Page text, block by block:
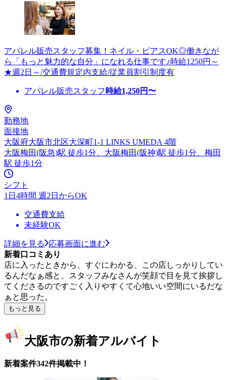
アパレル販売スタッフ募集！ネイル・ピアスOK◎働きなが
ら「もっと魅力的な自分」になれる仕事です♪時給1250円～
★週2日～/交通費規定内支給/従業員割引制度有
アパレル販売スタッフ 時給1,250円〜
勤務地
面接地
大阪府大阪市北区大深町1-1 LINKS UMEDA 4階
大阪梅田(阪急)駅 徒歩1分、大阪梅田(阪神)駅 徒歩1分、梅田
駅 徒歩1分
シフト
1日4時間 週2日からOK
交通費支給
未経験OK
詳細を見る
応募画面に進む
新着口コミあり
店に入ったときから、すぐにわかる、この店しっかりしてい
るんだなぁ感と、スタッフみなさんが笑顔で目を見て挨拶し
てくださるのですごく入りやすくて心地いい空間にいるだな
ぁと思った。
もっと見る
大阪市の新着アルバイト
新着案件342件掲載中！